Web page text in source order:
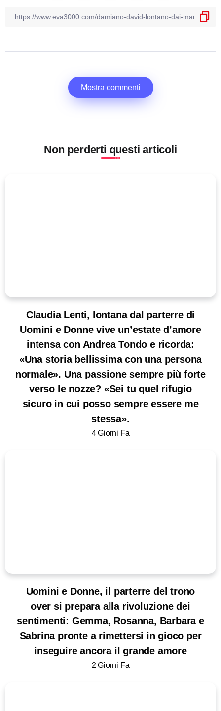
Mostra commenti
Non perderti questi articoli
Claudia Lenti, lontana dal parterre di
Uomini e Donne vive un’estate d’amore
intensa con Andrea Tondo e ricorda:
«Una storia bellissima con una persona
normale». Una passione sempre più forte
verso le nozze? «Sei tu quel rifugio
sicuro in cui posso sempre essere me
stessa».
4 Giorni Fa
Uomini e Donne, il parterre del trono
over si prepara alla rivoluzione dei
sentimenti: Gemma, Rosanna, Barbara e
Sabrina pronte a rimettersi in gioco per
inseguire ancora il grande amore
2 Giorni Fa